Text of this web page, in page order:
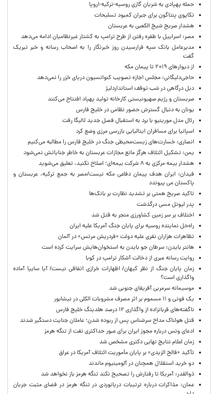
حمله پهپادی به شریان گازی روسیه-ترکیه-اروپا
تکاپوی پنتاگون برای جبران کمبود تسلیحات
هشدار صریح شیخ الکعبی به عربستان
مصر: اسراییل با طفره رفتن از طرح ترامپ به کشتار غیرنظامیان ادامه می‌دهد
مدیرعامل بانک سپه فرارسیدن روز خبرنگار را به اصحاب رسانه و خبر تبریک
گفت
از دیوارهای ۲۰۱۹ تا پیمان مکه
حاجی‌دلیگانی: مجلس اجازه تصویب کنوانسیون دریای خزر را نمی‌دهد
دبل درگاهی در شب توقف استانداردلیژ
صربستان و رژیم صهیونیستی کارخانه تولید پهپاد افتتاح می‌کنند
یونان به دنبال گسترش حضور نظامی در خلیج فارس
رئال مدل مورینیو با برد به استقبال فصل جدید لالیگا رفت
اسپانیا برای مسافران ایتالیایی بازرسی مرزی وضع کرد
انصاری: خسارت‌های زیست‌محیطی جنگ در خلیج فارس را مطالبه‌ می‌کنیم
یمن: تشکیل ائتلاف هرگز مانع مجازات عربستان به خاطر جنایاتش نمی‌شود
هشدار بیمه مرکزی به ۸ شرکت بیمه‌ای؛ اصلاح نکنید، تعلیق می‌شوید
فیدان: ایران هدف پیمان دفاعی مکه نیست/مصر به جمع ترکیه، عربستان و
پاکستان می پیوندد
تاکید صریح همتی بر تشدید نظارت بر بانک‌ها
پدر لیونل مسی درگذشت
اختلاف بر سر زمین کشاورزی منجر به قتل شد
راه‌حل نماینده روسیه برای پایان جنگ آمریکا علیه ایران
تظاهرات هزاران نفری علیه دولت «فردریش مرتس» در آلمان
هانتر بایدن: سرطان جو بایدن به استخوان‌هایش سرایت کرده است
روایت رسانه عبری از دخالت آشکار ترامپ در کوبا
زمان پایان جنگ از نظر کیهان/ اظهارات خرازی اتفاقی نیست/ آیا سایپا آماده
واگذاری است؟
موسیمانه سرمربی آفریقای جنوبی شد
یک فوتی و ۱۱ مسموم بر اثر مصرف مشروبات الکلی در نیشابور
ناگفته‌های قربانزاده از واگذاری ۱۲ درصد هلدینگ خلیج فارس
قتل هولناک مداح سرشناس پس از ربوده شدن؛ عاملان جنایت دستگیر شدند
ادعای ونس درباره مجوز ایران برای عبور حداکثری نفت از تنگه هرمز
زمان اعلام نتایج نهایی دکتری مشخص شد
تأکید «فالح الزیدی» بر پایان مأموریت ائتلاف آمریکا در عراق
دو خرید استقلال همچنان در آلومینیوم ماندند
ذوالقدر: آمریکا تا رفتارش را تصحیح نکند تنگه هرمز باز نخواهد شد
عمان: مذاکرات درباره ترتیبات دریانوردی در تنگه هرمز در فضای مثبت جریان